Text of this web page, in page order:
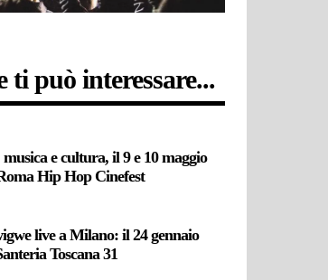
ti può interessare...
e cultura, il 9 e 10 maggio
Hip Hop Cinefest
live a Milano: il 24 gennaio
Toscana 31